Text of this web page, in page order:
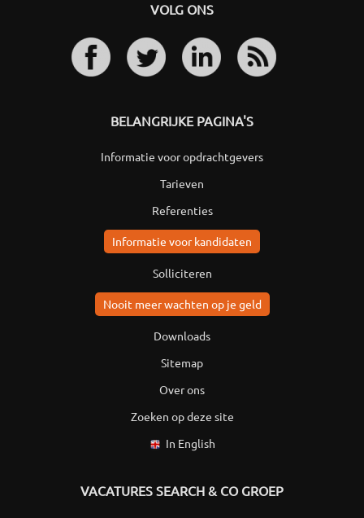
VOLG ONS
BELANGRIJKE PAGINA'S
Informatie voor opdrachtgevers
Tarieven
Referenties
Informatie voor kandidaten
Solliciteren
Nooit meer wachten op je geld
Downloads
Sitemap
Over ons
Zoeken op deze site
In English
VACATURES SEARCH & CO GROEP